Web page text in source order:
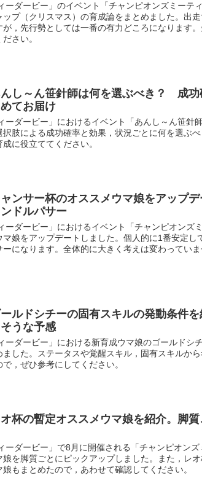
ーダービー」のイベント「チャンピオンズミーテ
ップ（クリスマス）の育成論をまとめました。出
，先行勢としては一番の有力どころになります
さい。
んし～ん笹針師は何を選ぶべき？ 成
てお届け
ーダービー」におけるイベント「あんし～ん笹
肢による成功確率と効果，状況ごとに何を選ぶ
に役立ててください。
ャンサー杯のオススメウマ娘をアップ
ドルパサー
ーダービー」におけるイベント「チャンピオンズ
マ娘をアップデートしました。個人的に1番安定し
ーになります。全体的に大きく考えは変わってい
ールドシチーの固有スキルの発動条件
うな予感
ーダービー」における新育成ウマ娘のゴールドシ
ました。ステータスや覚醒スキル，固有スキルか
，ぜひ参考にしてください。
オ杯の暫定オススメウマ娘を紹介。脚
ーダービー」で8月に開催される「チャンピオン
娘を脚質ごとにピックアップしました。また，レ
もまとめたので，あわせて確認してください。